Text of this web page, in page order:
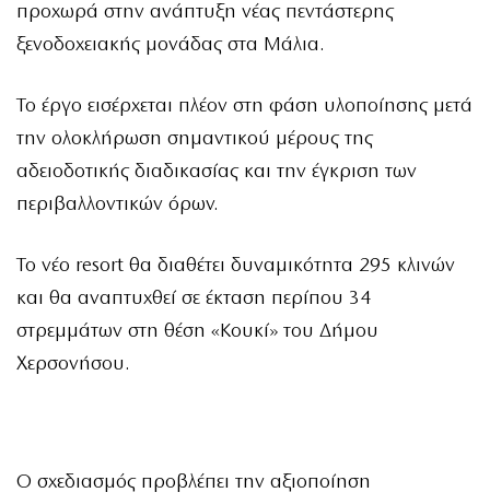
προχωρά στην ανάπτυξη νέας πεντάστερης
ξενοδοχειακής μονάδας στα Μάλια.
Το έργο εισέρχεται πλέον στη φάση υλοποίησης μετά
την ολοκλήρωση σημαντικού μέρους της
αδειοδοτικής διαδικασίας και την έγκριση των
περιβαλλοντικών όρων.
Το νέο resort θα διαθέτει δυναμικότητα 295 κλινών
και θα αναπτυχθεί σε έκταση περίπου 34
στρεμμάτων στη θέση «Κουκί» του Δήμου
Χερσονήσου.
Ο σχεδιασμός προβλέπει την αξιοποίηση